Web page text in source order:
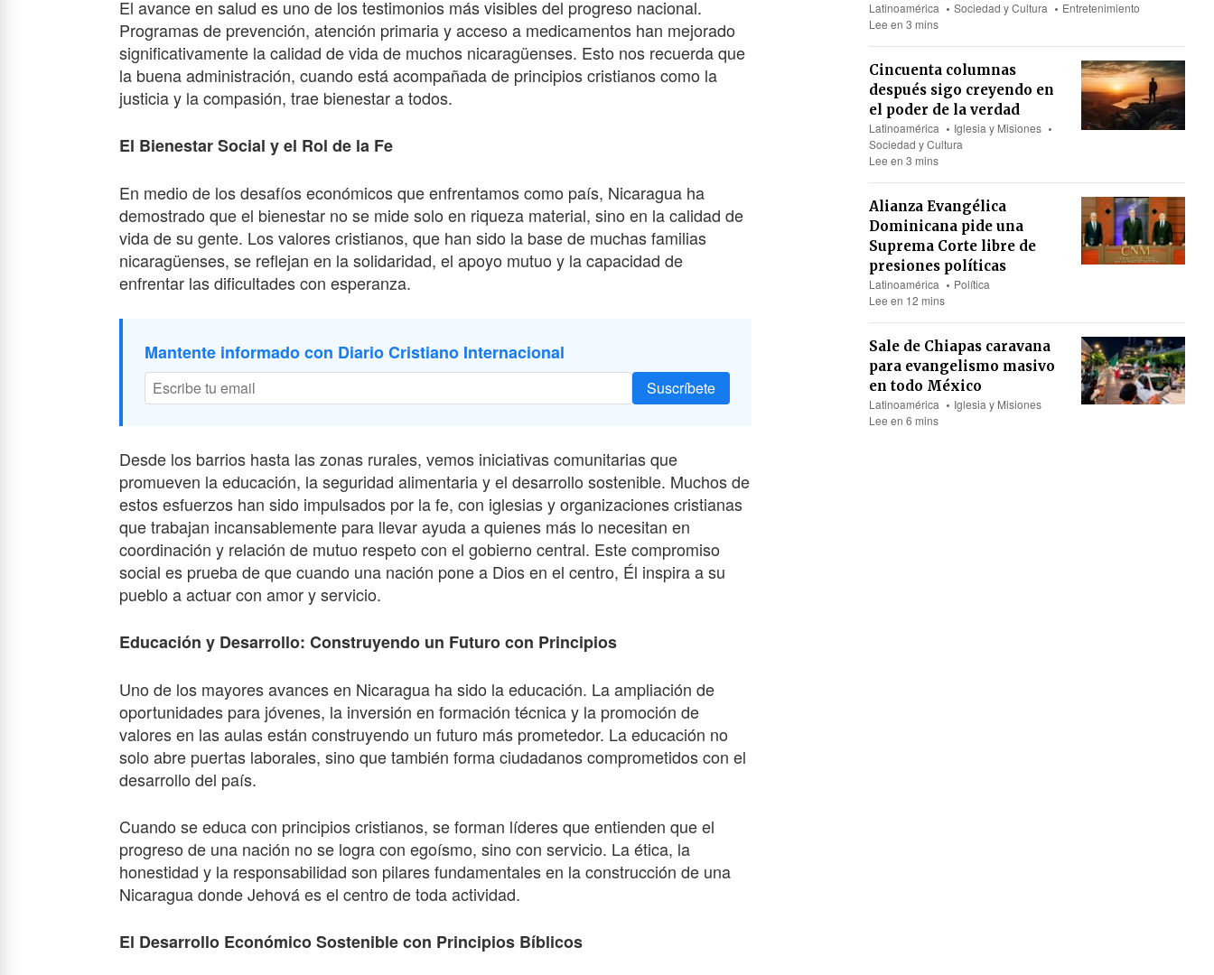
El avance en salud es uno de los testimonios más visibles del progreso nacional.
Programas de prevención, atención primaria y acceso a medicamentos han mejorado
significativamente la calidad de vida de muchos nicaragüenses. Esto nos recuerda que
la buena administración, cuando está acompañada de principios cristianos como la
justicia y la compasión, trae bienestar a todos.
El Bienestar Social y el Rol de la Fe
En medio de los desafíos económicos que enfrentamos como país, Nicaragua ha
demostrado que el bienestar no se mide solo en riqueza material, sino en la calidad de
vida de su gente. Los valores cristianos, que han sido la base de muchas familias
nicaragüenses, se reflejan en la solidaridad, el apoyo mutuo y la capacidad de
enfrentar las dificultades con esperanza.
Mantente informado con Diario Cristiano Internacional
Suscríbete
Desde los barrios hasta las zonas rurales, vemos iniciativas comunitarias que
promueven la educación, la seguridad alimentaria y el desarrollo sostenible. Muchos de
estos esfuerzos han sido impulsados por la fe, con iglesias y organizaciones cristianas
que trabajan incansablemente para llevar ayuda a quienes más lo necesitan en
coordinación y relación de mutuo respeto con el gobierno central. Este compromiso
social es prueba de que cuando una nación pone a Dios en el centro, Él inspira a su
pueblo a actuar con amor y servicio.
Educación y Desarrollo: Construyendo un Futuro con Principios
Uno de los mayores avances en Nicaragua ha sido la educación. La ampliación de
oportunidades para jóvenes, la inversión en formación técnica y la promoción de
valores en las aulas están construyendo un futuro más prometedor. La educación no
solo abre puertas laborales, sino que también forma ciudadanos comprometidos con el
desarrollo del país.
Cuando se educa con principios cristianos, se forman líderes que entienden que el
progreso de una nación no se logra con egoísmo, sino con servicio. La ética, la
honestidad y la responsabilidad son pilares fundamentales en la construcción de una
Nicaragua donde Jehová es el centro de toda actividad.
El Desarrollo Económico Sostenible con Principios Bíblicos
Latinoamérica Sociedad y Cultura
Entretenimiento
Lee en 3 mins
Cincuenta columnas
después sigo creyendo en
el poder de la verdad
Latinoamérica
Iglesia y Misiones
Sociedad y Cultura
Lee en 3 mins
Alianza Evangélica
Dominicana pide una
Suprema Corte libre de
presiones políticas
Latinoamérica
Política
Lee en 12 mins
Sale de Chiapas caravana
para evangelismo masivo
en todo México
Latinoamérica
Iglesia y Misiones
Lee en 6 mins